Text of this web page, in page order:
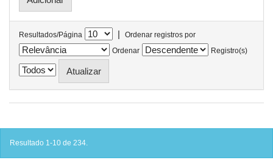
Resultados/Página |
Ordenar registros por
Ordenar
Registro(s)
Resultado 1-10 de 234.